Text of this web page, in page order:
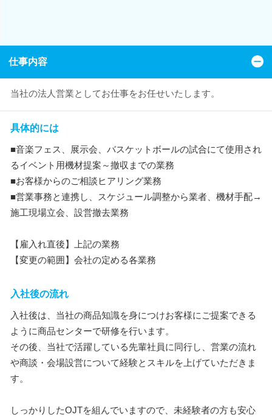
仕事内容
当社の法人営業としてお仕事をお任せいたします。
具体的には
■音楽フェス、展示会、バスケットボールの試合にて使用され
るイベント用機材提案～撤収までの業務
■お客様からのご相談ヒアリング業務
■営業事務と連携し、スケジュール調整から業者、機材手配→
施工現場立会、設営撤去業務
【雇入れ直後】上記の業務
【変更の範囲】会社の定める各業務
入社後の流れ
入社後は、当社の商品知識を身につけお客様にご提案できる
ように商品センターで研修を行います。
その後、当社で活躍している先輩社員に同行し、営業の流れ
や商談・会場設営について経験とスキルを上げていただきま
す。
しっかりしたOJTを組んでいますので、未経験者の方も安心